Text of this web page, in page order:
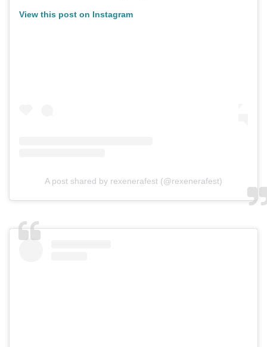
View this post on Instagram
A post shared by rexenerafest (@rexenerafest)